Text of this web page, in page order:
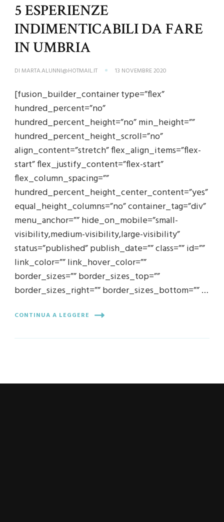
5 ESPERIENZE
INDIMENTICABILI DA FARE
IN UMBRIA
DI MARTA.ALUNNI@HOTMAIL.IT 13 NOVEMBRE 2020
[fusion_builder_container type=”flex”
hundred_percent=”no”
hundred_percent_height=”no” min_height=””
hundred_percent_height_scroll=”no”
align_content=”stretch” flex_align_items=”flex-
start” flex_justify_content=”flex-start”
flex_column_spacing=””
hundred_percent_height_center_content=”yes”
equal_height_columns=”no” container_tag=”div”
menu_anchor=”” hide_on_mobile=”small-
visibility,medium-visibility,large-visibility”
status=”published” publish_date=”” class=”” id=””
link_color=”” link_hover_color=””
border_sizes=”” border_sizes_top=””
border_sizes_right=”” border_sizes_bottom=”” …
CONTINUA A LEGGERE